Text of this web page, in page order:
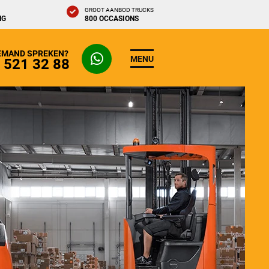
GROOT AANBOD TRUCKS
800 OCCASIONS
SPREKEN?
32 88 MENU